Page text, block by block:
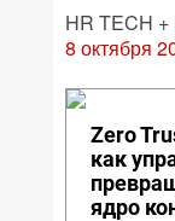
HR TECH
8 октября
Zero
как
ядро